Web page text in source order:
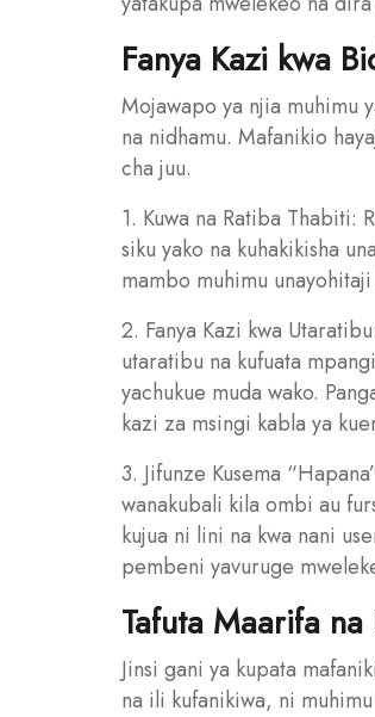
Fanya Kazi kwa
Mojawapo ya njia muhimu
na nidhamu. Mafanikio
cha juu.
1. Kuwa na Ratiba Thabiti:
siku yako na kuhakikisha
mambo muhimu
2. Fanya Kazi kwa
utaratibu na kufuata
yachukue muda wako.
kazi za msingi kabla ya
3. Jifunze Kusema
wanakubali kila ombi au
kujua ni lini na kwa nani
pembeni yavuruge
Tafuta Maarifa
Jinsi gani ya kupata
na ili kufanikiwa, ni